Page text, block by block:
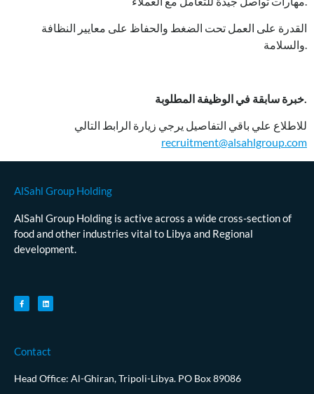
القدرة على العمل تحت الضغط والحفاظ على معايير النظافة
والسلامة.
خبرة سابقة في الوظيفة المطلوبة.
للاطلاع علي باقي التفاصيل يرجي زيارة الرابط التالي
recruitment@alsahlgroup.com
AlSahl Group Holding
AlSahl Group Holding is active across a wide cross-section of
food and other industries vital to Libya and Regional
development.
Contact
Head Office: Al-Ghiran, Tripoli-Libya. PO Box 89086